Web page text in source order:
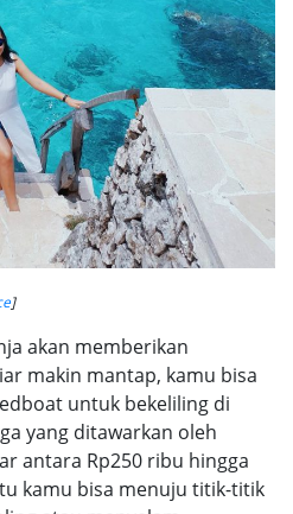
]
akan memberikan
makin mantap, kamu bisa
untuk bekeliling di
yang ditawarkan oleh
antara Rp250 ribu hingga
kamu bisa menuju titik-titik